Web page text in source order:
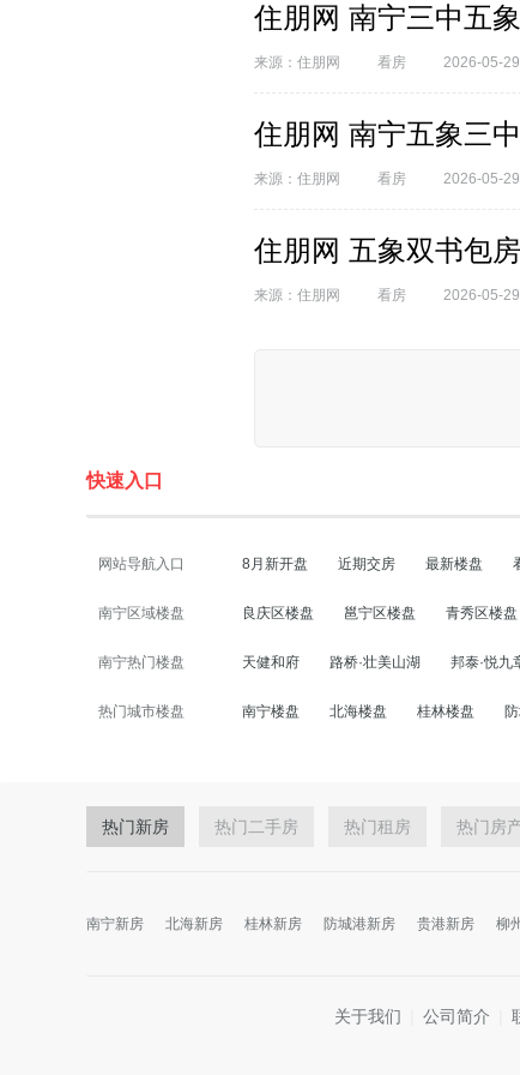
住朋网 南宁三中五
来源：住朋网 看房 2026-05-29
住朋网 南宁五象三
来源：住朋网 看房 2026-05-29
住朋网 五象双书包
来源：住朋网 看房 2026-05-29
快速入口
网站导航入口 8月新开盘 近期交房 最新楼盘
南宁区域楼盘 良庆区楼盘 邕宁区楼盘 青秀区楼盘
南宁热门楼盘 天健和府 路桥·壮美山湖 邦泰·悦九
热门城市楼盘 南宁楼盘 北海楼盘 桂林楼盘
热门新房 热门二手房 热门租房 热门房
南宁新房 北海新房 桂林新房 防城港新房 贵港新房 柳
关于我们 公司简介